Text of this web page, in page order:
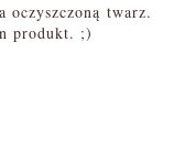
twarz.
produkt. ;)